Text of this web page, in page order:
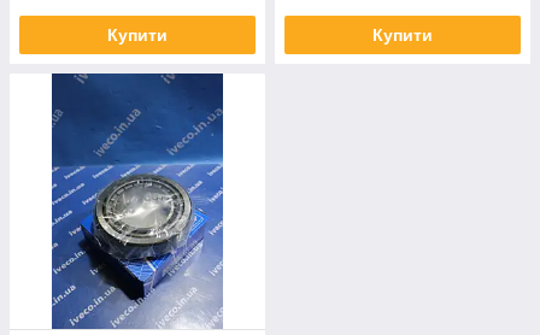
Купити Купити